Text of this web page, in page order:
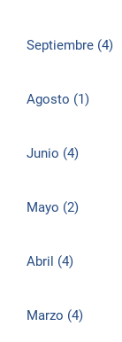
Septiembre (4)
Agosto (1)
Junio (4)
Mayo (2)
Abril (4)
Marzo (4)